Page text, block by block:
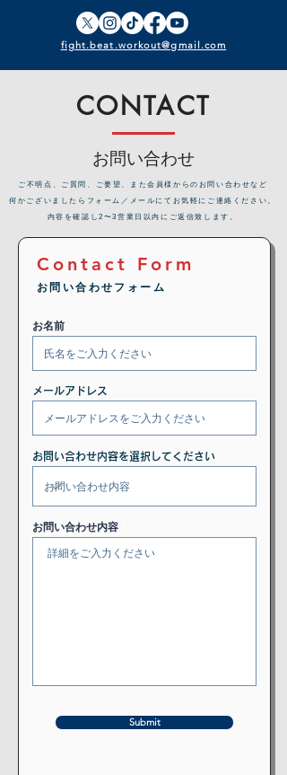
fight.beat.workout@gmail.com
CONTACT
お問い合わせ
​ご不明点、ご質問、ご要望、また会員様からのお問い合わせなど
何かございましたらフォーム／メールにてお気軽にご連絡ください。
内容を確認し2〜3営業日以内にご返信致します。
Contact Form
お問い合わせフォーム
お名前
メールアドレス
お問い合わせ内容を選択してください
お問い合わせ内容
Submit